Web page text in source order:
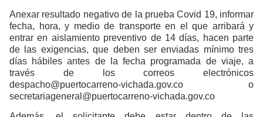
Anexar resultado negativo de la prueba Covid 19, informar
fecha, hora, y medio de transporte en el que arribará y
entrar en aislamiento preventivo de 14 días, hacen parte
de las exigencias, que deben ser enviadas mínimo tres
días hábiles antes de la fecha programada de viaje, a
través de los correos electrónicos
despacho@puertocarreno-vichada.gov.co o
secretariageneral@puertocarreno-vichada.gov.co